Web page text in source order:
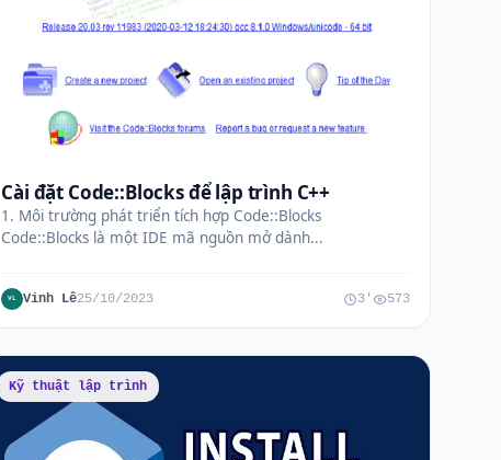
Cài đặt Code::Blocks để lập trình C++
1. Môi trường phát triển tích hợp Code::Blocks
Code::Blocks là một IDE mã nguồn mở dành...
VL Vinh Lê25/10/2023 3' 573
Kỹ thuật lập trình